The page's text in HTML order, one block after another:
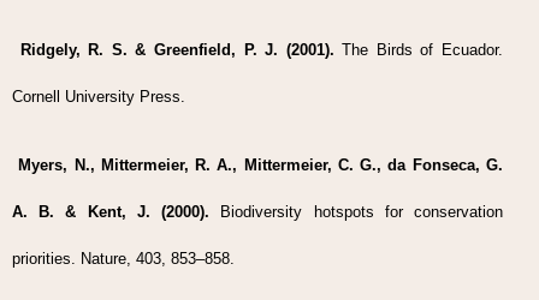
Ridgely, R. S. & Greenfield, P. J. (2001). The Birds of Ecuador.
Cornell University Press.
Myers, N., Mittermeier, R. A., Mittermeier, C. G., da Fonseca, G.
A. B. & Kent, J. (2000). Biodiversity hotspots for conservation
priorities. Nature, 403, 853–858.